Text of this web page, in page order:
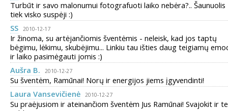
Turbūt ir savo malonumui fotografuoti laiko nebėra?.. Šaunuolis
tiek visko suspėji :)
SS
2010-12-17
Ir žinoma, su artėjančiomis šventėmis - neleisk, kad jos taptų
bėgimu, lėkimu, skubėjimu... Linkiu tau išties daug teigiamų
ir laiko pasimėgauti jomis :)
Aušra B.
2010-12-27
Su šventėm, Ramūnai! Norų ir energijos jiems įgyvendinti!
Laura Vansevičienė
2010-12-27
Su praėjusiom ir ateinančiom šventėm Jus Ramūnai! Svajokit ir